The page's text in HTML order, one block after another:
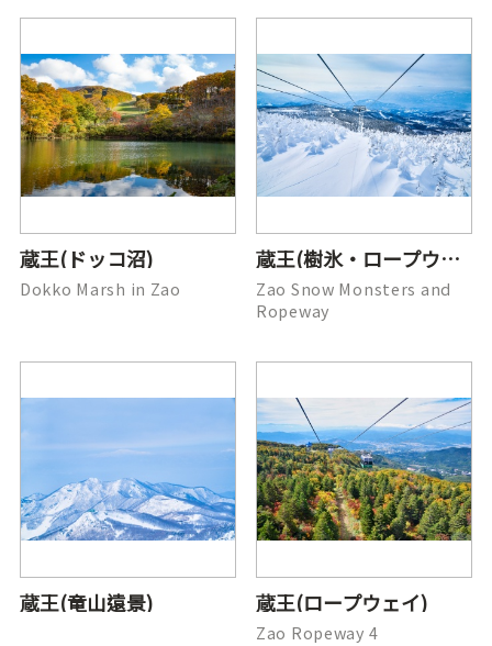
蔵王(ドッコ沼)
Dokko Marsh in Zao
蔵王(樹氷・ロープウェイ)
Zao Snow Monsters and
Ropeway
蔵王(竜山遠景) 蔵王(ロープウェイ)
Zao Ropeway 4